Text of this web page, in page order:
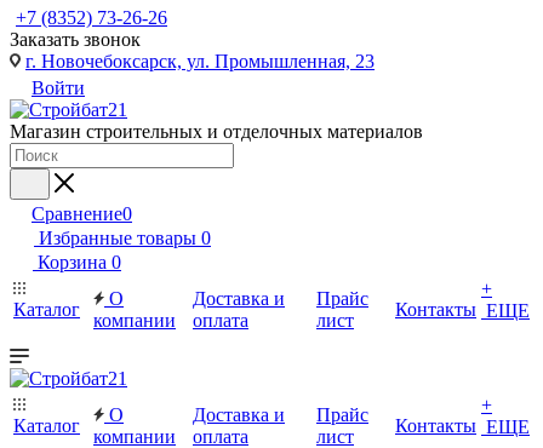
+7 (8352) 73-26-26
Заказать звонок
г. Новочебоксарск, ул. Промышленная, 23
Войти
Магазин строительных и отделочных материалов
Сравнение0
Избранные товары 0
Корзина 0
Каталог
О
компании
Доставка и
оплата
Прайс
лист
Контакты
+
ЕЩЕ
Каталог
О
компании
Доставка и
оплата
Прайс
лист
Контакты
+
ЕЩЕ